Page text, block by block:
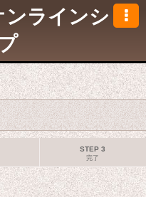
ラインシ
STEP 3
完了